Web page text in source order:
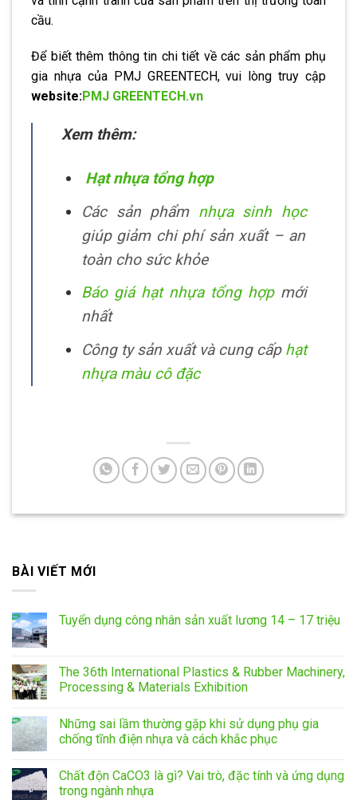
cầu.
Để biết thêm thông tin chi tiết về các sản phẩm phụ
gia nhựa của PMJ GREENTECH, vui lòng truy cập
website:PMJ GREENTECH.vn
Xem thêm:
Hạt nhựa tổng hợp
Các sản phẩm nhựa sinh học
giúp giảm chi phí sản xuất – an
toàn cho sức khỏe
Báo giá hạt nhựa tổng hợpmới
nhất
Công ty sản xuất và cung cấp hạt
nhựa màu cô đặc
BÀI VIẾT MỚI
Tuyển dụng công nhân sản xuất lương 14 – 17 triệu
The 36th International Plastics & Rubber Machinery,
Processing & Materials Exhibition
Những sai lầm thường gặp khi sử dụng phụ gia
chống tĩnh điện nhựa và cách khắc phục
Chất độn CaCO3 là gì? Vai trò, đặc tính và ứng dụng
trong ngành nhựa